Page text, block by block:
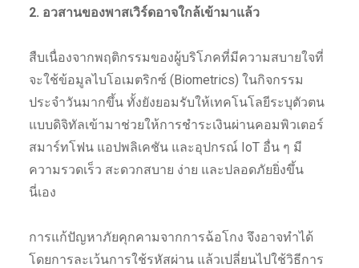
2. อวสานของพาสเวิร์ดอาจใกล้เข้ามาแล้ว
สืบเนื่องจากพฤติกรรมของผู้บริโภคที่มีความสบายใจที่
จะใช้ข้อมูลไบโอเมตริกซ์ (Biometrics) ในกิจกรรม
ประจำวันมากขึ้น ทั้งยังยอมรับให้เทคโนโลยีระบุตัวตน
แบบดิจิทัลเข้ามาช่วยให้การชำระเงินผ่านคอมพิวเตอร์
สมาร์ทโฟน แอปพลิเคชัน และอุปกรณ์ IoT อื่น ๆ มี
ความรวดเร็ว สะดวกสบาย ง่าย และปลอดภัยยิ่งขึ้น
นี่เอง
การแก้ปัญหาภัยคุกคามจากการฉ้อโกง จึงอาจทำได้
โดยการละเว้นการใช้รหัสผ่าน แล้วเปลี่ยนไปใช้วิธีการ